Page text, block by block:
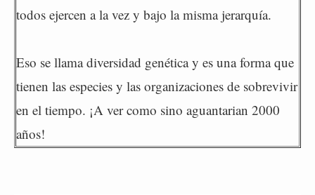
todos ejercen a la vez y bajo la misma jerarquía.
Eso se llama diversidad genética y es una forma que
tienen las especies y las organizaciones de sobrevivir
en el tiempo. ¡A ver como sino aguantarian 2000
años!